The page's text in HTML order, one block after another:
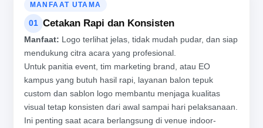
MANFAAT UTAMA
01 Cetakan Rapi dan Konsisten
Manfaat: Logo terlihat jelas, tidak mudah pudar, dan siap
mendukung citra acara yang profesional.
Untuk panitia event, tim marketing brand, atau EO
kampus yang butuh hasil rapi, layanan balon tepuk
custom dan sablon logo membantu menjaga kualitas
visual tetap konsisten dari awal sampai hari pelaksanaan.
Ini penting saat acara berlangsung di venue indoor-